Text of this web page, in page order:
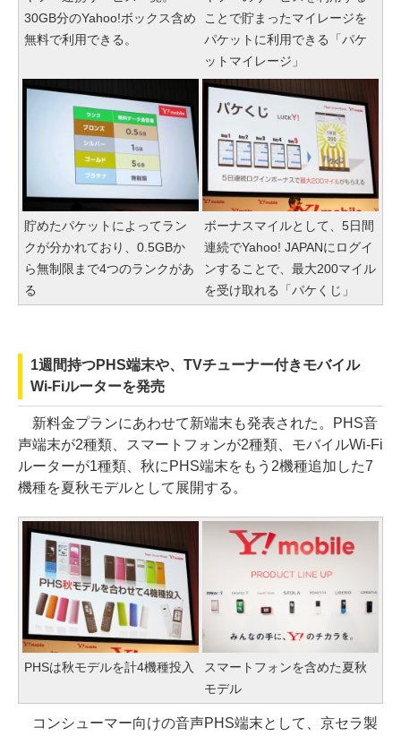
30GB分のYahoo!ボックス含め
無料で利用できる。
ことで貯まったマイレージを
パケットに利用できる「パケ
ットマイレージ」
貯めたパケットによってラン
クが分かれており、0.5GBか
ら無制限まで4つのランクがあ
る
ボーナスマイルとして、5日間
連続でYahoo! JAPANにログイ
ンすることで、最大200マイル
を受け取れる「パケくじ」
1週間持つPHS端末や、TVチューナー付きモバイル
Wi-Fiルーターを発売
新料金プランにあわせて新端末も発表された。PHS音
声端末が2種類、スマートフォンが2種類、モバイルWi-Fi
ルーターが1種類、秋にPHS端末をもう2機種追加した7
機種を夏秋モデルとして展開する。
PHSは秋モデルを計4機種投入
スマートフォンを含めた夏秋
モデル
コンシューマー向けの音声PHS端末として、京セラ製